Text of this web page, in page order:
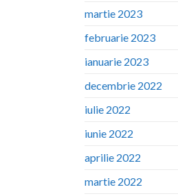
martie 2023
februarie 2023
ianuarie 2023
decembrie 2022
iulie 2022
iunie 2022
aprilie 2022
martie 2022